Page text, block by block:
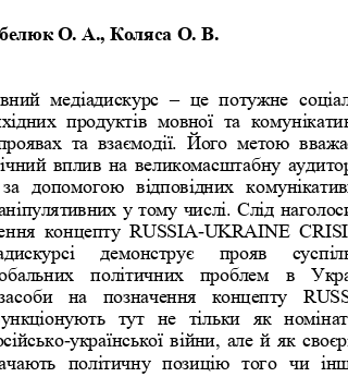
О. А., Коляса О. В.
медіадискурс – це  потужне
продуктів  мовної  та
проявах  та  взаємодії.  Його  метою
вплив на великомасштабну
допомогою  відповідних
у тому числі. Слід
концепту  RUSSIA-UKRAINE
демонструє   прояв
політичних  проблем  в
на  позначення  концепту
тут  не  тільки  як
-української війни, але й як
політичну  позицію  того чи